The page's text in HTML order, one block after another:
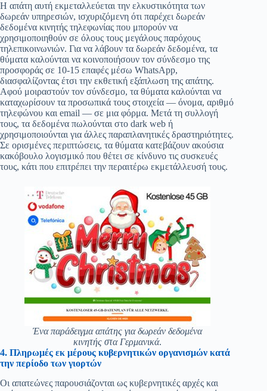
Η απάτη αυτή εκμεταλλεύεται την ελκυστικότητα των
δωρεάν υπηρεσιών, ισχυριζόμενη ότι παρέχει δωρεάν
δεδομένα κινητής τηλεφωνίας που μπορούν να
χρησιμοποιηθούν σε όλους τους μεγάλους παρόχους
τηλεπικοινωνιών. Για να λάβουν τα δωρεάν δεδομένα, τα
θύματα καλούνται να κοινοποιήσουν τον σύνδεσμο της
προσφοράς σε 10-15 επαφές μέσω WhatsApp,
διασφαλίζοντας έτσι την εκθετική εξάπλωση της απάτης.
Αφού μοιραστούν τον σύνδεσμο, τα θύματα καλούνται να
καταχωρίσουν τα προσωπικά τους στοιχεία — όνομα, αριθμό
τηλεφώνου και email — σε μια φόρμα. Μετά τη συλλογή
τους, τα δεδομένα πωλούνται στο dark web ή
χρησιμοποιούνται για άλλες παραπλανητικές δραστηριότητες.
Σε ορισμένες περιπτώσεις, τα θύματα κατεβάζουν ακούσια
κακόβουλο λογισμικό που θέτει σε κίνδυνο τις συσκευές
τους, κάτι που επιτρέπει την περαιτέρω εκμετάλλευσή τους.
Ένα παράδειγμα απάτης για δωρεάν δεδομένα
κινητής στα Γερμανικά.
4. Πληρωμές εκ μέρους κυβερνητικών οργανισμών κατά
την περίοδο των γιορτών
Οι απατεώνες παρουσιάζονται ως κυβερνητικές αρχές και